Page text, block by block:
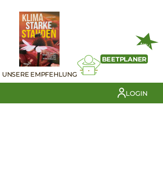
UNSERE EMPFEHLUNG
NEU
BEETPLANER
LOGIN